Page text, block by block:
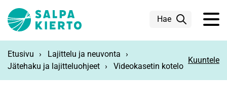
Hae
Etusivu
Lajittelu ja neuvonta
Jätehaku ja lajitteluohjeet
Videokasetin kotelo
Kuuntele